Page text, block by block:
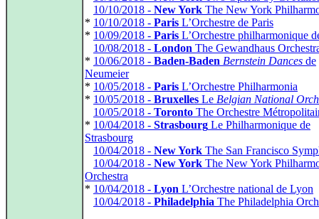
10/10/2018 - New York The New York
* 10/10/2018 - Paris L’Orchestre de Paris
* 10/09/2018 - Paris L’Orchestre philharmonique
10/08/2018 - London The Gewandhaus
* 10/06/2018 - Baden-Baden Bernstein Dances de
Neumeier
* 10/05/2018 - Paris L’Orchestre Philharmonia
* 10/05/2018 - Bruxelles Le Belgian National
10/05/2018 - Toronto The Orchestre
* 10/04/2018 - Strasbourg Le Philharmonique de
Strasbourg
10/04/2018 - New York The San Francisco
10/04/2018 - New York The New York
Orchestra
* 10/04/2018 - Lyon L’Orchestre national de Lyon
10/04/2018 - Philadelphia The Philadelphia